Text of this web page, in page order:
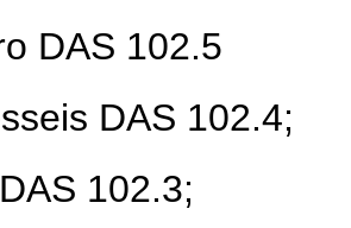
DAS 102.5
DAS 102.4;
102.3;